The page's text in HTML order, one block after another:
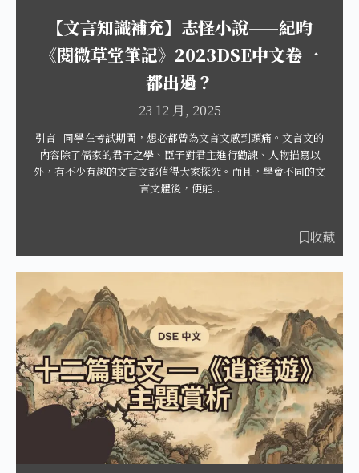
【文言知識補充】志怪小說——紀昀
《閱微草堂筆記》2023DSE中文卷一
都出過？
23 12 月, 2025
引言 同學在考試期間，想必都曾為文言文感到頭痛。文言文的
內容除了儒家的君子之學、臣子對君主進行勸諫、人物描寫以
外，有不少有趣的文言文都值得大家探究。而且，學會不同的文
言文體後，便能...
收藏